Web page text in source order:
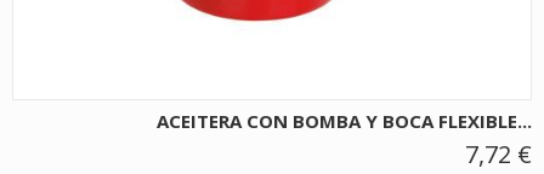
ACEITERA CON BOMBA Y BOCA FLEXIBLE...
7,72 €